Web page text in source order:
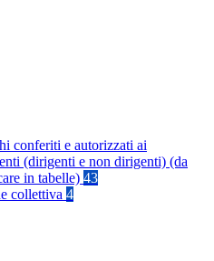
conferiti e autorizzati ai
(dirigenti e non dirigenti) (da
in tabelle) 43
collettiva 4